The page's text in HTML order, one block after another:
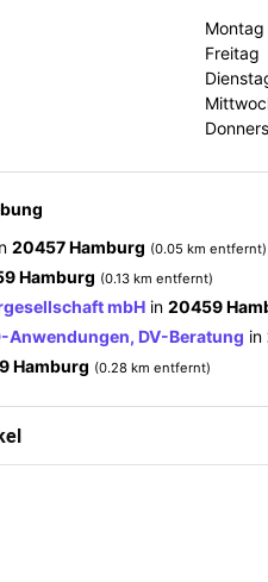
Montag
Freitag
20457 Hamburg (0.05 km entfernt)
Hamburg (0.13 km entfernt)
mbH in 20459
Anwendungen, DV-Beratung in
Hamburg (0.28 km entfernt)